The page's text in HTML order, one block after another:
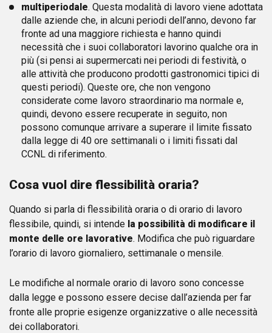
multiperiodale. Questa modalità di lavoro viene adottata
dalle aziende che, in alcuni periodi dell’anno, devono far
fronte ad una maggiore richiesta e hanno quindi
necessità che i suoi collaboratori lavorino qualche ora in
più (si pensi ai supermercati nei periodi di festività, o
alle attività che producono prodotti gastronomici tipici di
questi periodi). Queste ore, che non vengono
considerate come lavoro straordinario ma normale e,
quindi, devono essere recuperate in seguito, non
possono comunque arrivare a superare il limite fissato
dalla legge di 40 ore settimanali o i limiti fissati dal
CCNL di riferimento.
Cosa vuol dire flessibilità oraria?
Quando si parla di flessibilità oraria o di orario di lavoro
flessibile, quindi, si intende la possibilità di modificare il
monte delle ore lavorative. Modifica che può riguardare
l’orario di lavoro giornaliero, settimanale o mensile.
Le modifiche al normale orario di lavoro sono concesse
dalla legge e possono essere decise dall’azienda per far
fronte alle proprie esigenze organizzative o alle necessità
dei collaboratori.